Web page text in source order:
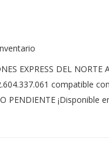
EXPRESS DEL
compatible
PENDIENTE ¡Disponible